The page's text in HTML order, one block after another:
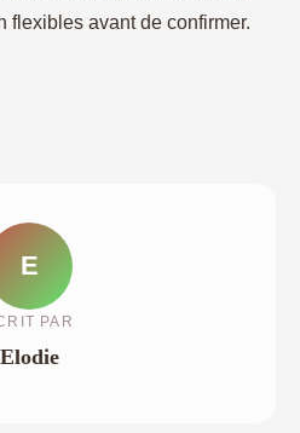
flexibles avant de confirmer.
E
PAR
Elodie